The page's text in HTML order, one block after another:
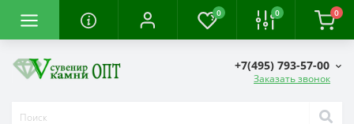
0 0 0
+7(495) 793-57-00
Заказать звонок